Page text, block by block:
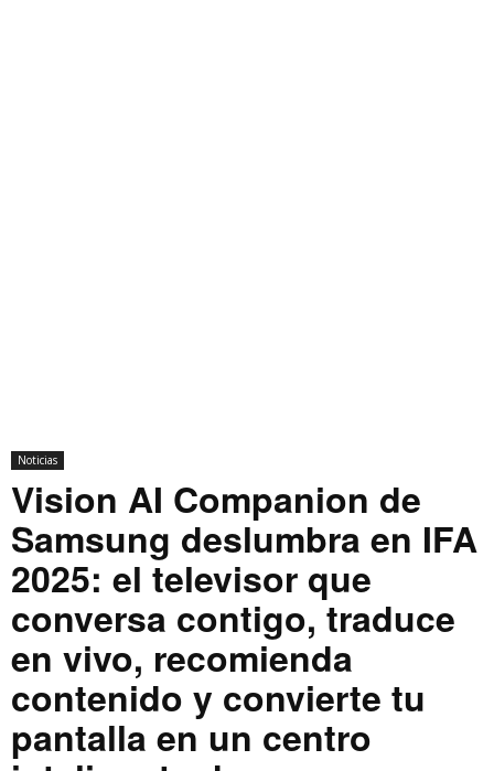
Noticias
Vision AI Companion de
Samsung deslumbra en IFA
2025: el televisor que
conversa contigo, traduce
en vivo, recomienda
contenido y convierte tu
pantalla en un centro